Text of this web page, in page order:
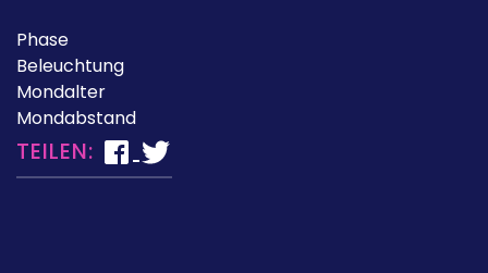
Phase
Beleuchtung
Mondalter
Mondabstand
TEILEN: